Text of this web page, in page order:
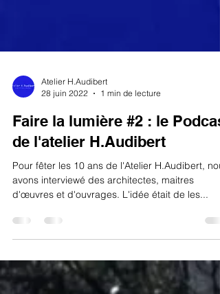
Atelier H.Audibert
28 juin 2022
1 min de lecture
Faire la lumière #2 : le
de l'atelier H.Audibert
Pour fêter les 10 ans de l'Atelier H.Audibert,